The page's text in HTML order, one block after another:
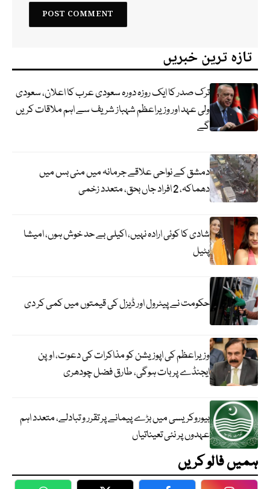
تازہ ترین خبریں
ترک صدر کا ایک روزہ دورہ سعودی عرب کا اعلان، سعودی
ولی عہد اور وزیراعظم شہباز شریف سے اہم ملاقات کریں
گے
دمشق کے نواحی علاقے جرمانہ میں منی بس میں
دھماکہ، 2 افراد جاں بحق، متعدد زخمی
شادی کا کوئی ارادہ نہیں، اکیلی بے حد خوش ہوں، امیشا
پٹیل
حکومت نے پیٹرول اور ڈیزل کی قیمتوں میں کمی کر دی
وزیراعظم کی اپوزیشن کو مذاکرات کی دعوت، اوپن
ایجنڈے پر بات ہوگی، طارق فضل چودھری
بیوروکریسی میں بڑے پیمانے پر تقرر و تبادلے، متعدد اہم
عہدوں پر نئی تعیناتیاں
ہمیں فالو کریں